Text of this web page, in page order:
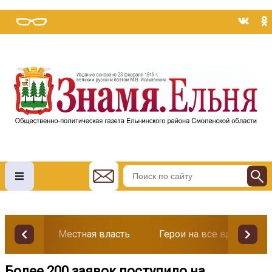
Местная власть Герои на все времена